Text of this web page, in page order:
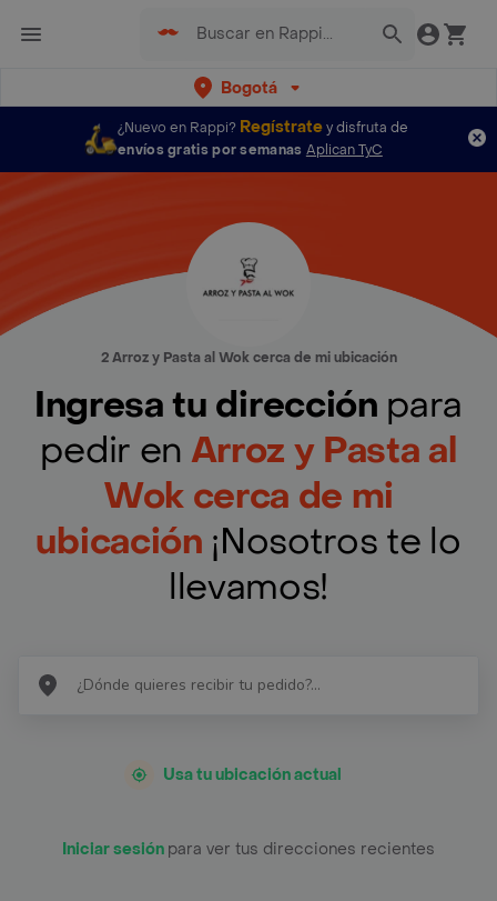
Bogotá
¿Nuevo en Rappi? Regístratey disfruta de
envíos gratis por semanas Aplican TyC
2 Arroz y Pasta al Wok cerca de mi ubicación
Ingresa tu dirección para
pedir en Arroz y Pasta al
Wok cerca de mi
ubicación ¡Nosotros te lo
llevamos!
Usa tu ubicación actual
Iniciar sesión para ver tus direcciones recientes